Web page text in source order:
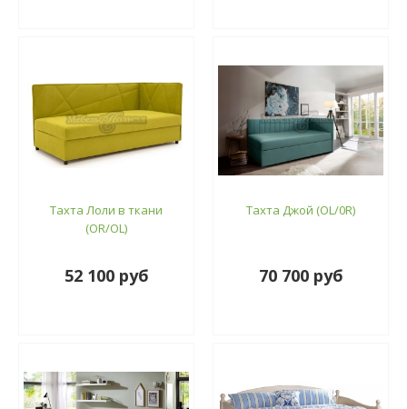
Тахта Лоли в ткани
(OR/OL)
52 100 руб
Тахта Джой (ОL/0R)
70 700 руб